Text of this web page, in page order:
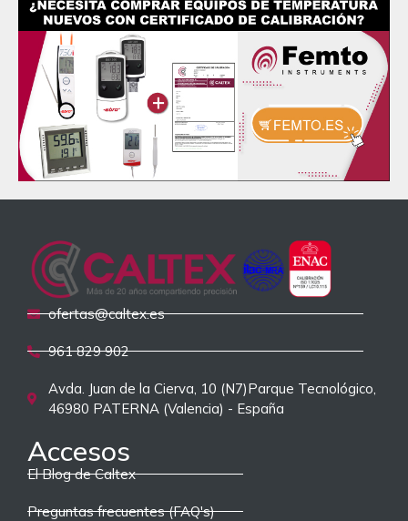
ofertas@caltex.es
961 829 902
Avda. Juan de la Cierva, 10 (N7)Parque Tecnológico,
46980 PATERNA (Valencia) - España
Accesos
El Blog de Caltex
Preguntas frecuentes (FAQ's)